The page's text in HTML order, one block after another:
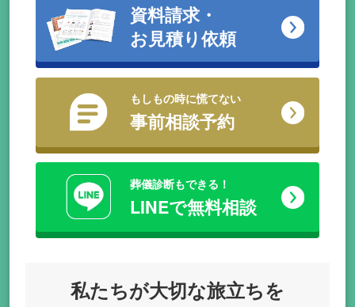
資料請求・
お見積り依頼
もしもの時に慌てない
事前相談予約
葬儀診断もできる！
LINEで無料相談
私たちが大切な旅立ちを